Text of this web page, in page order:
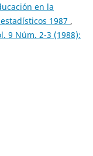
en la
1987 ,
9 Núm. 2-3 (1988):